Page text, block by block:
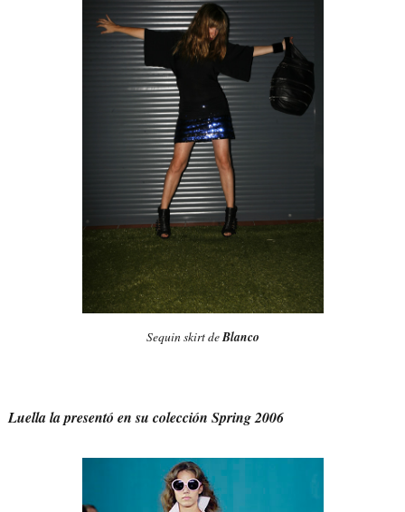
Sequin skirt deBlanco
Luella la presentó en su colección Spring 2006